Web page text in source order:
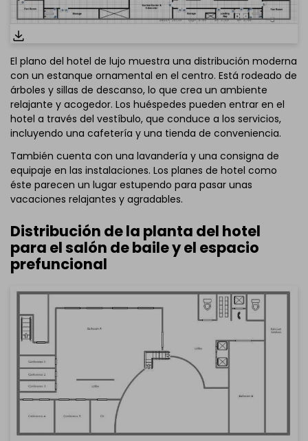
Haz clic aquí para editarlo online
El plano del hotel de lujo muestra una distribución moderna
con un estanque ornamental en el centro. Está rodeado de
árboles y sillas de descanso, lo que crea un ambiente
relajante y acogedor. Los huéspedes pueden entrar en el
hotel a través del vestíbulo, que conduce a los servicios,
incluyendo una cafetería y una tienda de conveniencia.
También cuenta con una lavandería y una consigna de
equipaje en las instalaciones. Los planes de hotel como
éste parecen un lugar estupendo para pasar unas
vacaciones relajantes y agradables.
Distribución de la planta del hotel
para el salón de baile y el espacio
prefuncional